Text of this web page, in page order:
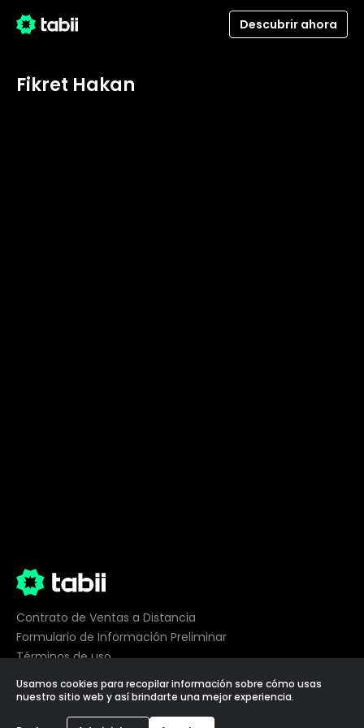
Descubrir ahora
Fikret Hakan
Contrato de Ventas a Distancia
Formulario de Información Preliminar
Términos de uso
Privacidad
Preferencias de cookies
Usamos cookies para recopilar información sobre cómo usas
nuestro sitio web y así brindarte una mejor experiencia.